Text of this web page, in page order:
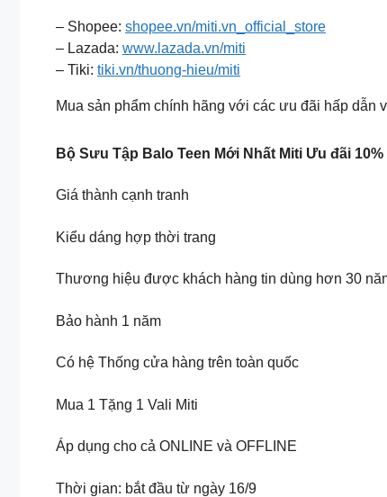
– Shopee: shopee.vn/miti.vn_official_store
– Lazada: www.lazada.vn/miti
– Tiki: tiki.vn/thuong-hieu/miti
Mua sản phẩm chính hãng với các ưu đãi hấp dẫn
Bộ Sưu Tập Balo Teen Mới Nhất Miti Ưu đãi
Giá thành cạnh tranh
Kiểu dáng hợp thời trang
Thương hiệu được khách hàng tin dùng hơn 30
Bảo hành 1 năm
Có hệ Thống cửa hàng trên toàn quốc
Mua 1 Tặng 1 Vali Miti
Áp dụng cho cả ONLINE và OFFLINE
Thời gian: bắt đầu từ ngày 16/9